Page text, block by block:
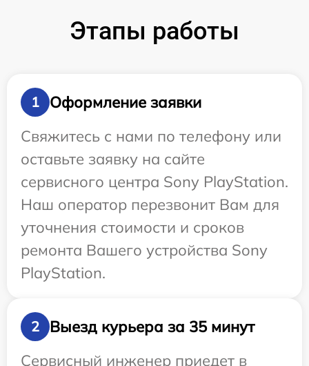
Этапы работы
1
Оформление заявки
Свяжитесь с нами по телефону или
оставьте заявку на сайте
сервисного центра Sony PlayStation.
Наш оператор перезвонит Вам для
уточнения стоимости и сроков
ремонта Вашего устройства Sony
PlayStation.
2
Выезд курьера за 35 минут
Сервисный инженер приедет в